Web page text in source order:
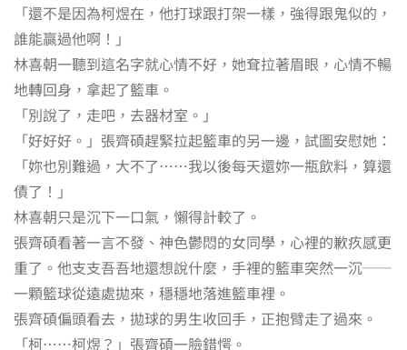
「還不是因為柯煜在，他打球跟打架一樣，強得跟鬼似的，
誰能贏過他啊！」
林喜朝一聽到這名字就心情不好，她耷拉著眉眼，心情不暢
地轉回身，拿起了籃車。
「別說了，走吧，去器材室。」
「好好好。」張齊碩趕緊拉起籃車的另一邊，試圖安慰她：
「妳也別難過，大不了……我以後每天還妳一瓶飲料，算還
債了！」
林喜朝只是沉下一口氣，懶得計較了。
張齊碩看著一言不發、神色鬱悶的女同學，心裡的歉疚感更
重了。他支支吾吾地還想說什麼，手裡的籃車突然一沉──
一顆籃球從遠處拋來，穩穩地落進籃車裡。
張齊碩偏頭看去，拋球的男生收回手，正抱臂走了過來。
「柯……柯煜？」張齊碩一臉錯愕。